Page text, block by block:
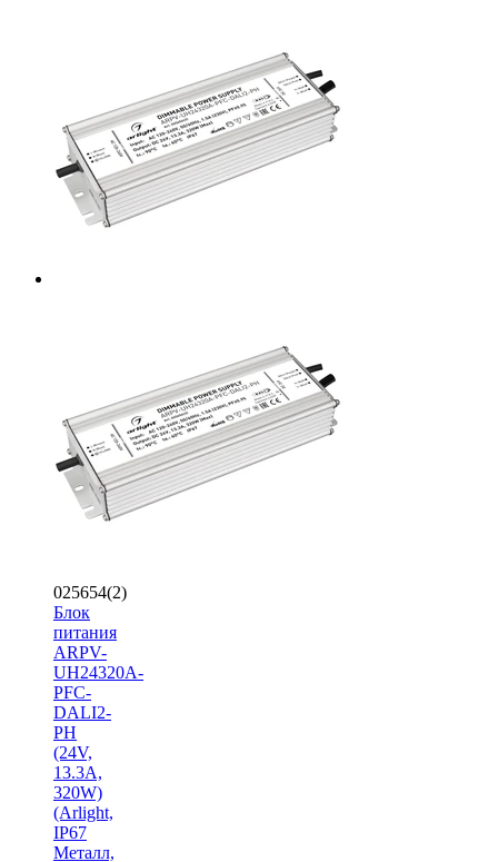
025654(2)
Блок
питания
ARPV-
UH24320A-
PFC-
DALI2-
PH
(24V,
13.3A,
320W)
(Arlight,
IP67
Металл,